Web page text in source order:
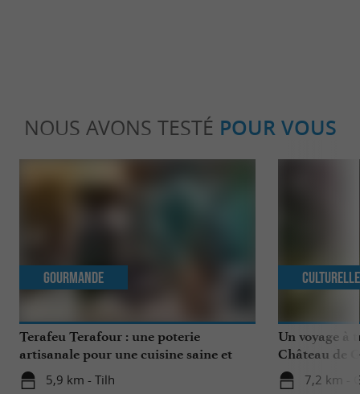
NOUS AVONS TESTÉ POUR VOUS
Terafeu Terafour : une poterie
artisanale pour une cuisine saine et
savoureuse
5,9 km - Tilh
Gourmande
Un voyage à
Château de
7,2 km -
Culturelle